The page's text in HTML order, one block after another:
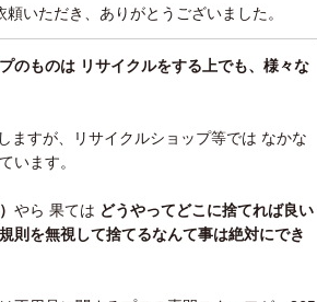
頼いただき、ありがとうございました。
プのものは リサイクルをする上でも、様々な
ますが、リサイクルショップ等では なかな
います。
やら 果ては どうやってどこに捨てれば良い
則を無視して捨てるなんて事は絶対にでき